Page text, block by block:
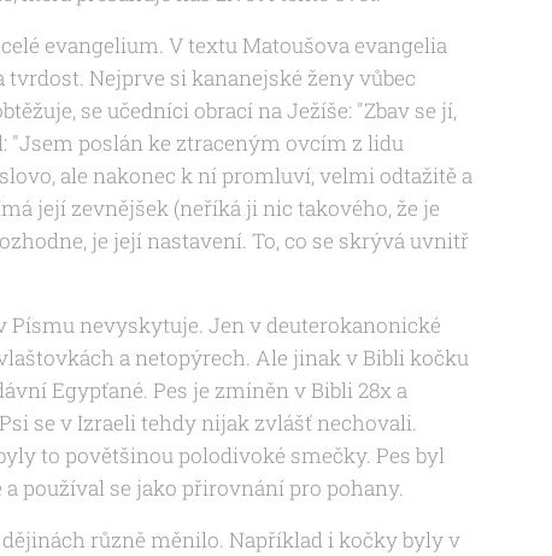
evangelium. V textu Matoušova evangelia
Nejprve si kananejské ženy vůbec
se učedníci obrací na Ježíše: "Zbav se jí,
"Jsem poslán ke ztraceným ovcím z lidu
ale nakonec k ní promluví, velmi odtažitě a
její zevnějšek (neříká ji nic takového, že je
je její nastavení. To, co se skrývá uvnitř
Písmu nevyskytuje. Jen v deuterokanonické
a netopýrech. Ale jinak v Bibli kočku
Egypťané. Pes je zmíněn v Bibli 28x a
se v Izraeli tehdy nijak zvlášť nechovali.
to povětšinou polodivoké smečky. Pes byl
používal se jako přirovnání pro pohany.
různě měnilo. Například i kočky byly v